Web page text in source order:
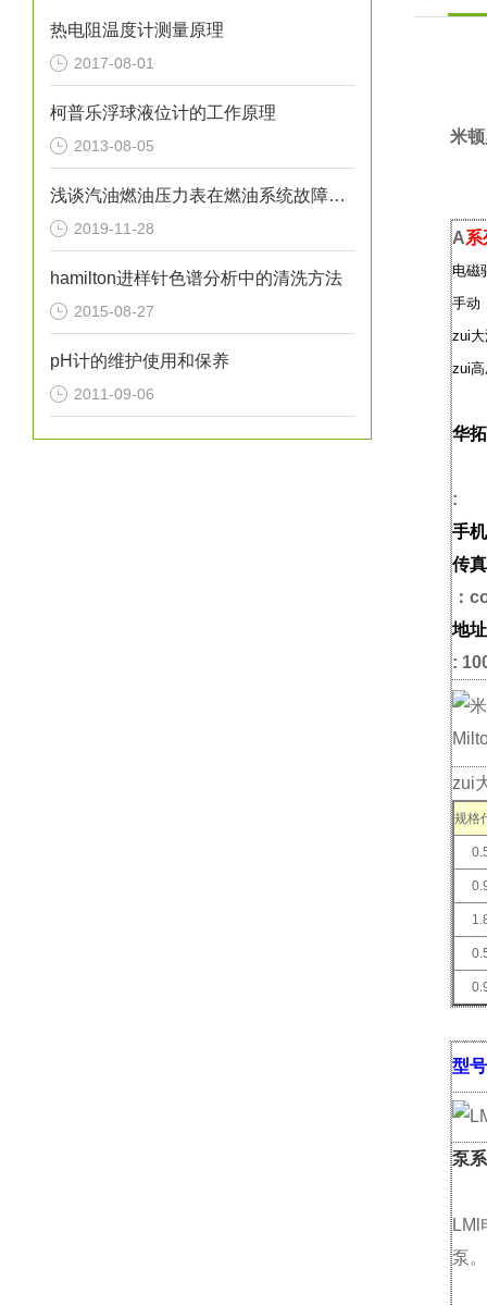
热电阻温度计测量原理
2017-08-01
柯普乐浮球液位计的工作原理
2013-08-05
浅谈汽油燃油压力表在燃油系统故障排除中的应用
2019-11-28
hamilton进样针色谱分析中的清洗方法
2015-08-27
pH计的维护使用和保养
2011-09-06
米
A系
电磁
手动
zui
zui
华
:
手机
传真
：
地址
:
zui
规格
型
泵
泵。